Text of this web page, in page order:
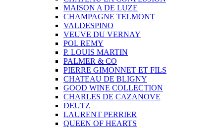
MAISON A DE LUZE
CHAMPAGNE TELMONT
VALDESPINO
VEUVE DU VERNAY
POL REMY
P. LOUIS MARTIN
PALMER & CO
PIERRE GIMONNET ET FILS
CHATEAU DE BLIGNY
GOOD WINE COLLECTION
CHARLES DE CAZANOVE
DEUTZ
LAURENT PERRIER
QUEEN OF HEARTS